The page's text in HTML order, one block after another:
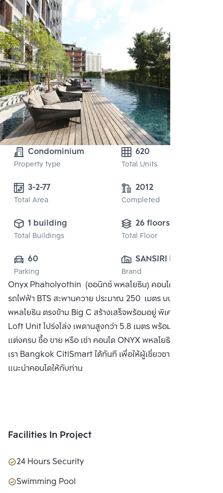
Condominium
Property type
620
Total Units
Total Area
2012
Completed
1 building
Total Buildings
26 floors
Total Floor
60
Parking
SANSIRI PUBLIC
CO., LTD.
Brand
Onyx Phaholyothin (ออนิกซ์ พหลโยธิน) คอนโดสถานี
รถไฟฟ้า BTS สะพานควาย ประมาณ 250 เมตร บนถนน
พหลโยธิน ตรงข้าม Big C สร้างเสร็จพร้อมอยู่ พิเศษด้วยห้อง
Loft Unit โปร่งโล่ง เพดานสูงกว่า 5.8 เมตร พร้อมเฟอร์นิเจอร์
แต่งครบ ซื้อ ขาย หรือ เช่า คอนโด ONYX พหลโยธิน ติดต่อหา
เรา Bangkok CitiSmart ได้ทันที เพื่อให้ผู้เชี่ยวชาญของเราได้
แนะนำคอนโดให้กับท่าน
Facilities In Project
24 Hours Security
Swimming Pool